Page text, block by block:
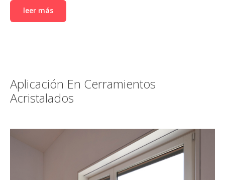
leer más
Aplicación En Cerramientos
Acristalados